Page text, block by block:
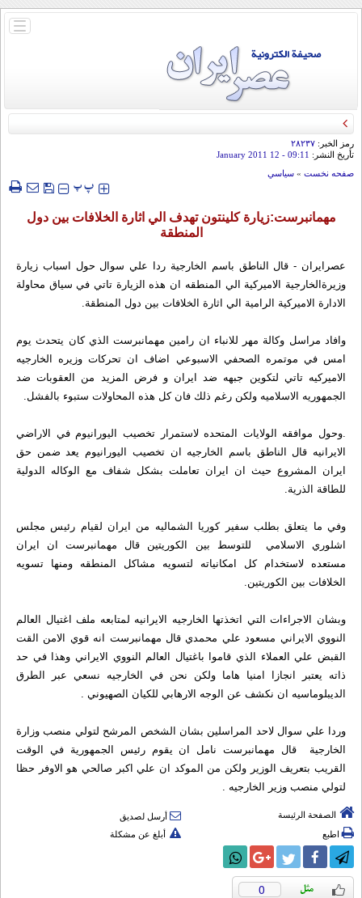
باز
رمز الخبر: ۲۸۲۳۷
تأريخ النشر: 09:11
- 12 January 2011
صفحه نخست » سياسي
‍‍‍ پپ
مهمانبرست:زيارة كلينتون تهدف الي اثارة الخلافات بين دول
المنطقة
عصرايران - قال الناطق باسم الخارجية ردا علي سوال حول اسباب زيارة
وزيرةالخارجية الاميركية الي المنطقه ان هذه الزيارة تاتي في سياق محاولة
الادارة الاميركية الرامية الي اثارة الخلافات بين دول المنطقة.
وافاد مراسل وكالة مهر للانباء ان رامين مهمانبرست الذي كان يتحدث يوم
امس في موتمره الصحفي الاسبوعي اضاف ان تحركات وزيره الخارجيه
الاميركيه تاتي لتكوين جبهه ضد ايران و فرض المزيد من العقوبات ضد
الجمهوريه الاسلاميه ولكن رغم ذلك فان كل هذه المحاولات ستبوء بالفشل.
.وحول موافقه الولايات المتحده لاستمرار تخصيب اليورانيوم في الاراضي
الايرانيه قال الناطق باسم الخارجيه ان تخصيب اليورانيوم يعد ضمن حق
ايران المشروع حيث ان ايران تعاملت بشكل شفاف مع الوكاله الدولية
للطاقة الذرية.
وفي ما يتعلق بطلب سفير كوريا الشماليه من ايران لقيام رئيس مجلس
اشلوري الاسلامي للتوسط بين الكوريتين قال مهمانبرست ان ايران
مستعده لاستخدام كل امكانياته لتسويه مشاكل المنطقه ومنها تسويه
الخلافات بين الكوريتين.
وبشان الاجراءات التي اتخذتها الخارجيه الايرانيه لمتابعه ملف اغتيال العالم
النووي الايراني مسعود علي محمدي قال مهمانبرست انه قوي الامن القت
القبض علي العملاء الذي قاموا باغتيال العالم النووي الايراني وهذا في حد
ذاته يعتبر انجازا امنيا هاما ولكن نحن في الخارجيه نسعي عبر الطرق
الديبلوماسيه ان نكشف عن الوجه الارهابي للكيان الصهيوني .
وردا علي سوال لاحد المراسلين بشان الشخص المرشح لتولي منصب وزارة
الخارجية قال مهمانبرست نامل ان يقوم رئيس الجمهورية في الوقت
القريب بتعريف الوزير ولكن من الموكد ان علي اكبر صالحي هو الاوفر حظا
لتولي منصب وزير الخارجيه .
الصفحة الرئيسة
أرسل لصديق
اطبع
أبلغ عن مشكلة
0